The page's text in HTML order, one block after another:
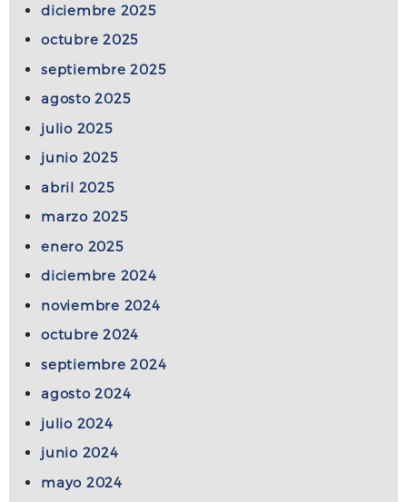
diciembre 2025
octubre 2025
septiembre 2025
agosto 2025
julio 2025
junio 2025
abril 2025
marzo 2025
enero 2025
diciembre 2024
noviembre 2024
octubre 2024
septiembre 2024
agosto 2024
julio 2024
junio 2024
mayo 2024